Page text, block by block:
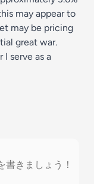
may appear to
may be pricing
great war.
I serve as a
書きましょう！